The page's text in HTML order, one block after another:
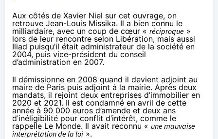
Aux côtés de Xavier Niel sur cet ouvrage, on
retrouve Jean-Louis Missika. Il a bien connu le
milliardaire, avec un coup de cœur « réciproque »
lors de leur rencontre selon Libération, mais aussi
Iliad puisqu’il était administrateur de la société en
2004, puis vice-président du conseil
d’administration en 2007.
Il démissionne en 2008 quand il devient adjoint au
maire de Paris puis adjoint à la mairie. Après deux
mandats, il rejoint deux entreprises d’immobilier en
2020 et 2021. Il est condamné en avril de cette
année à 90 000 euros d’amende et deux ans
d’inéligibilité pour conflit d’intérêt, comme le
rappelle Le Monde. Il avait reconnu « une mauvaise
interprétation de la loi ».